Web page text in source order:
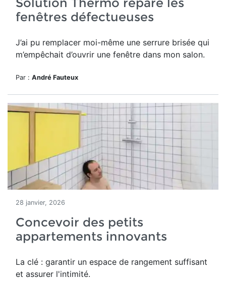
fenêtres défectueuses
J’ai pu remplacer moi-même une serrure brisée qui
m’empêchait d’ouvrir une fenêtre dans mon salon.
Par : André Fauteux
28 janvier, 2026
Concevoir des petits
appartements innovants
La clé : garantir un espace de rangement suffisant
et assurer l'intimité.